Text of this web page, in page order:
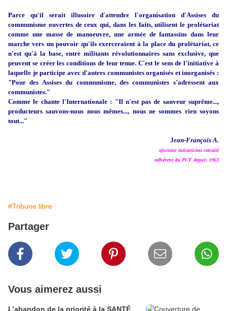
Parce qu'il serait illusoire d'attendre l'organisation d'Assises du
communisme ouvertes de ceux qui, dans les faits, utilisent le prolétariat
comme une masse de manoeuvre, une armée de fantassins dans leur
marche vers un pouvoir qu'ils exerceraient à la place du prolétariat, ce
n'est qu'à la base, entre militants révolutionnaires sans exclusive, que
peuvent se créer les conditions de leur tenue. C'est le sens de l'initiative à
laquelle je participe avec d'autres communistes organisés et inorganisés :
"Pour des Assises du communisme, des communistes s'adressent aux
communistes."
Comme le chante l'Internationale : "Il n'est pas de sauveur suprême...,
producteurs sauvons-nous nous mêmes..., nous ne sommes rien soyons
tout..."
Jean-François A.
ajusteur mécanicien retraité
adhérent du PCF depuis 1963
#Tribune libre
Partager
Vous aimerez aussi
L’abandon de la priorité à la SANTÉ